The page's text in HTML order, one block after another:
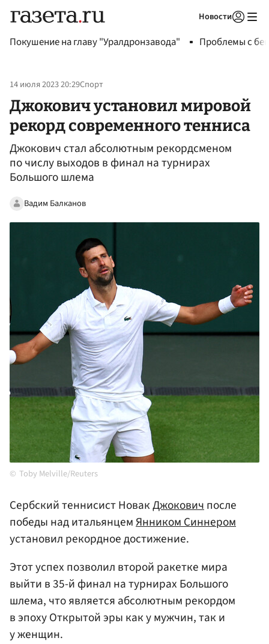
Новости
Покушение на главу "Уралдронзавода" Проблемы с
14 июля 2023 20:29Спорт
Джокович установил мировой
рекорд современного тенниса
Джокович стал абсолютным рекордсменом
по числу выходов в финал на турнирах
Большого шлема
Вадим Балканов
Toby Melville/Reuters
Сербский теннисист НовакДжоковичпосле
победы над итальянцемЯнником Синнером
установил рекордное достижение.
Этот успех позволил второй ракетке мира
выйти в 35-й финал на турнирах Большого
шлема, что является абсолютным рекордом
в эпоху Открытой эры как у мужчин, так и
у женщин.